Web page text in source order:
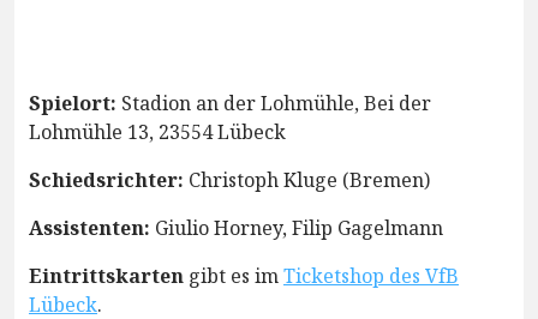
Spielort: Stadion an der Lohmühle, Bei der
Lohmühle 13, 23554 Lübeck
Schiedsrichter: Christoph Kluge (Bremen)
Assistenten: Giulio Horney, Filip Gagelmann
Eintrittskarten gibt es imTicketshop des VfB
Lübeck.